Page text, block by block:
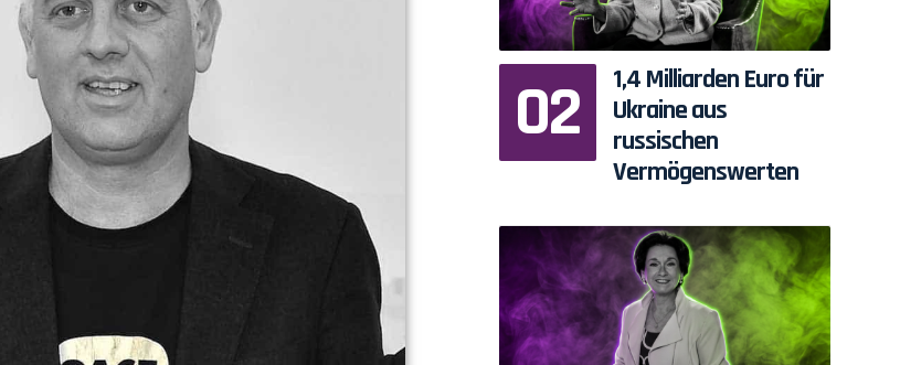
1,4 Milliarden Euro für
Ukraine aus
russischen
Vermögenswerten